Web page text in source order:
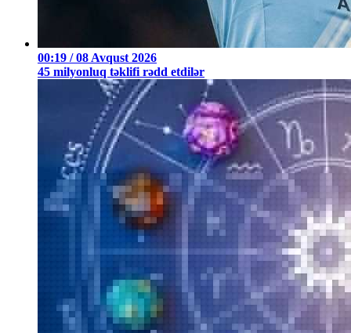
00:19 / 08 Avqust 2026
45 milyonluq təklifi rədd etdilər